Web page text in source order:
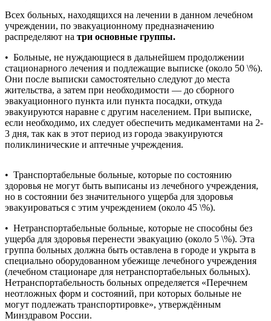
Всех больных, находящихся на лечении в данном лечебном
учреждении, по эвакуационному предназначению
распределяют на три основные группы.
• Больные, не нуждающиеся в дальнейшем продолжении
стационарного лечения и подлежащие выписке (около 50 \%).
Они после выписки самостоятельно следуют до места
жительства, а затем при необходимости — до сборного
эвакуационного пункта или пункта посадки, откуда
эвакуируются наравне с другим населением. При выписке,
если необходимо, их следует обеспечить медикаментами на 2-
3 дня, так как в этот период из города эвакуируются
поликлинические и аптечные учреждения.
• Транспортабельные больные, которые по состоянию
здоровья не могут быть выписаны из лечебного учреждения,
но в состоянии без значительного ущерба для здоровья
эвакуироваться с этим учреждением (около 45 \%).
• Нетранспортабельные больные, которые не способны без
ущерба для здоровья перенести эвакуацию (около 5 \%). Эта
группа больных должна быть оставлена в городе и укрыта в
специально оборудованном убежище лечебного учреждения
(лечебном стационаре для нетранспортабельных больных).
Нетранспортабельность больных определяется «Перечнем
неотложных форм и состояний, при которых больные не
могут подлежать транспортировке», утверждённым
Минздравом России.